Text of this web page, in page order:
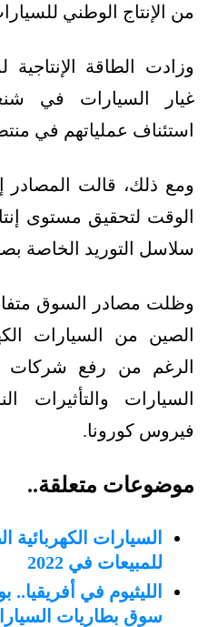
من الإنتاج الوطني
وزادت الطاقة
غيار السيارات في
استئناف عملياتهم في
ومع ذلك، قالت
الوقت لتحقيق مستوى
سلاسل التوريد الخاصة
وظلت مصادر السوق
الصين من السيارات
الرغم من رفع شركات
السيارات والتأثيرات
فيروس كورونا.
موضوعات متعلقة..
السيارات
للمبيعات في 2022
الليثيوم في
سوق بطاريات